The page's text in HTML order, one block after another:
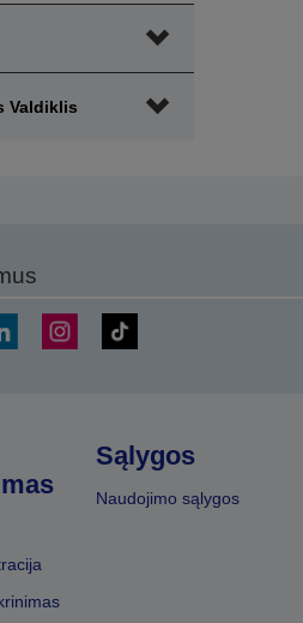
Valdiklis
Sąlygos
Naudojimo sąlygos